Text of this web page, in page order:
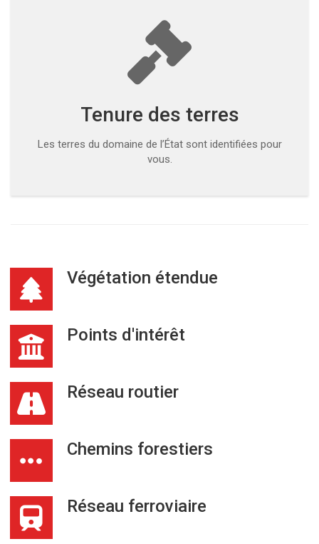
Tenure des terres
Les terres du domaine de l’État sont identifiées pour
vous.
Végétation étendue
Points d'intérêt
Réseau routier
Chemins forestiers
Réseau ferroviaire